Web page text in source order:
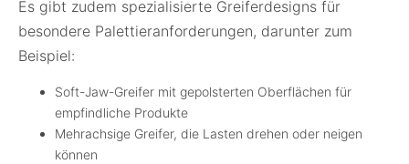
Es gibt zudem spezialisierte Greiferdesigns für
besondere Palettieranforderungen, darunter zum
Beispiel:
Soft-Jaw-Greifer mit gepolsterten Oberflächen für
empfindliche Produkte
Mehrachsige Greifer, die Lasten drehen oder neigen
können